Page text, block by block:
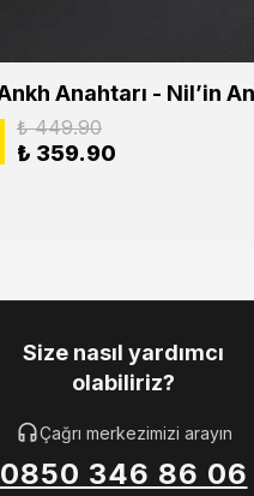
₺ 449.90
₺ 359.90
Size nasıl yardımcı
olabiliriz?
Çağrı merkezimizi arayın
0850 346 86 06